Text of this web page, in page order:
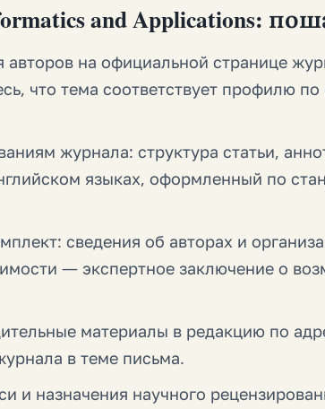
and Applications:
авторов на официальной странице
что тема соответствует профилю
журнала: структура статьи,
языках, оформленный по
сведения об авторах и
— экспертное заключение о
материалы в редакцию по
в теме письма.
и назначения научного